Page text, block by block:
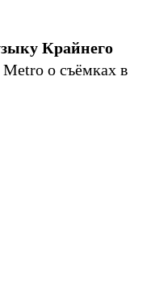
Крайнего
о съёмках в